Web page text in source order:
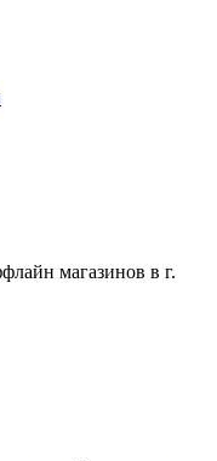
магазинов в г.